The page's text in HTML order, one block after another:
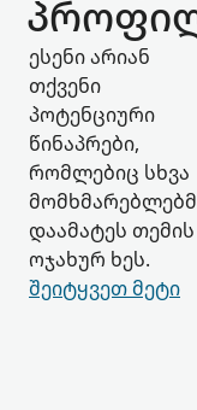
ესენი არიან
თქვენი
პოტენციური
წინაპრები,
რომლებიც სხვა
დაამატეს თემის
ოჯახურ ხეს.
შეიტყვეთ მეტი